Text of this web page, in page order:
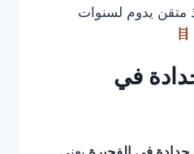
متقن يدوم لسنوات
في